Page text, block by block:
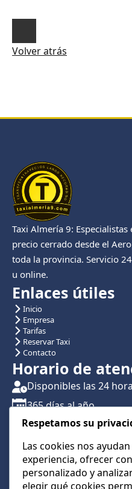
Volver atrás
Taxi Almería 9:
precio cerrado desde el
toda la provincia. Servicio
u online.
Enlaces útiles
Inicio
Empresa
Tarifas
Reservar Taxi
Contacto
Horario de
Disponibles las 24
365 días al año
Traslados con reserva
Atención por teléfono
CONTÁCTANOS
+34 622 01 23 74
Respetamos su
Las cookies nos
experiencia, ofrecer
personalizado y
elegir qué cookies